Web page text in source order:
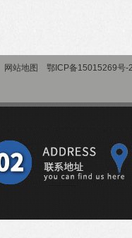
网站地图 鄂ICP备15015269号-